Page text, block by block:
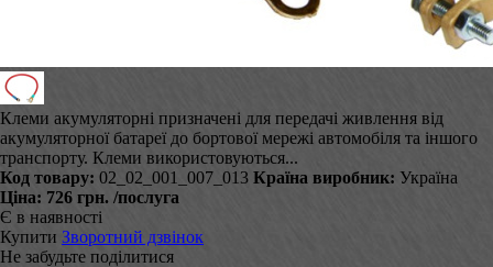
Клеми акумуляторні призначені для передачі живлення від
акумуляторної батареї до бортової мережі автомобіля та іншого
транспорту. Клеми використовуються...
Код товару: 02_02_001_007_013 Країна виробник: Україна
Ціна: 726 грн. /послуга
Є в наявності
Купити Зворотний дзвінок
Не забудьте поділитися